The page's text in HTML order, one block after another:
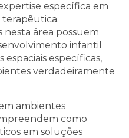
específica em
terapêutica.
nesta área possuem
infantil
espaciais específicas,
verdadeiramente
ambientes
como
em soluções